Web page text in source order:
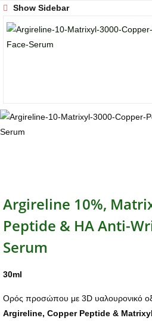
Show Sidebar
Argireline 10%,
Peptide & HA Anti-
Serum
30ml
Ορός προσώπου με 3D υαλουρονικό
Argireline, Copper Peptide &